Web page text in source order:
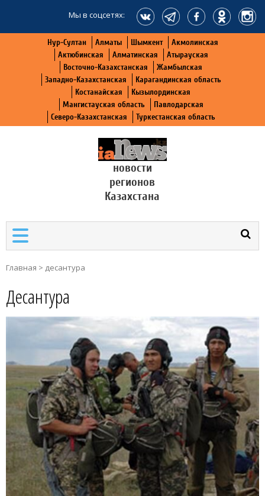
Мы в соцсетях:
Нур-Султан Алматы Шымкент
Акмолинская
Актюбинская
Алматинская
Атырауская
Восточно-Казахстанская
Жамбылская
Западно-Казахстанская
Карагандинская область
Костанайская
Кызылординская
Мангистауская область
Павлодарская
Северо-Казахстанская
Туркестанская область
новости
регионов
Казахстана
Главная > десантура
Десантура